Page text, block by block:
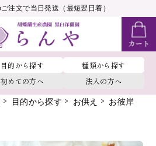
注文で当日発送（最短翌日着）
目的から探す
種類から探す
初めての方へ 法人の方へ
__MEMBER_RANK_NAME__
目的から探す お供え お彼岸